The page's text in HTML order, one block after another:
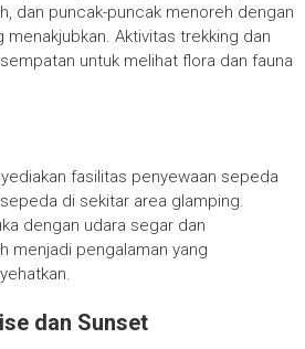
dan puncak-puncak menoreh dengan
menakjubkan. Aktivitas trekking dan
untuk melihat flora dan fauna
fasilitas penyewaan sepeda
di sekitar area glamping.
dengan udara segar dan
menjadi pengalaman yang
dan Sunset